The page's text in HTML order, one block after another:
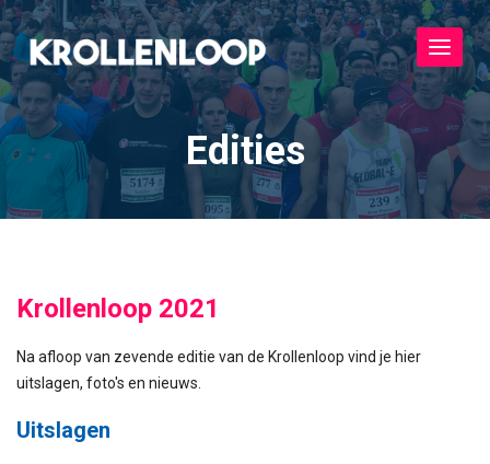
Toggle
Edities
Krollenloop 2021
Na afloop van zevende editie van de Krollenloop vind je hier
uitslagen, foto's en nieuws.
Uitslagen